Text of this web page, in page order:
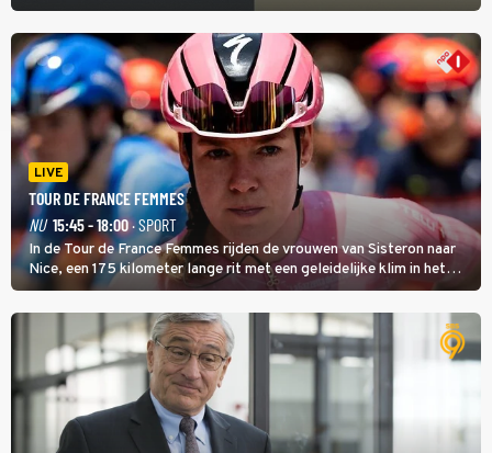
LIVE
TOUR DE FRANCE FEMMES
NU 15:45 - 18:00· SPORT
In de Tour de France Femmes rijden de vrouwen van Sisteron naar
Nice, een 175 kilometer lange rit met een geleidelijke klim in het
midden. Dat is mogelijk niet de zwaarste hindernis, dat is de
temperatuur. Het kan in Nice namelijk bloedheet worden.